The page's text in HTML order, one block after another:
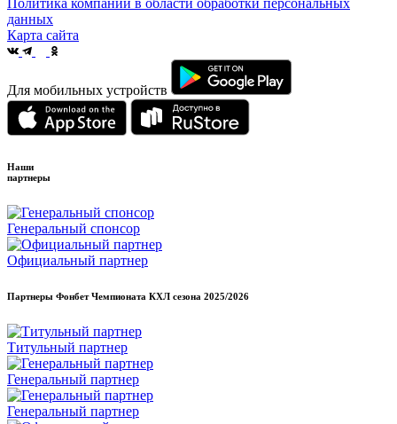
Политика компании в области обработки персональных
данных
Карта сайта
Для мобильных устройств
Наши
партнеры
Генеральный спонсор
Официальный партнер
Партнеры Фонбет Чемпионата КХЛ сезона 2025/2026
Титульный партнер
Генеральный партнер
Генеральный партнер